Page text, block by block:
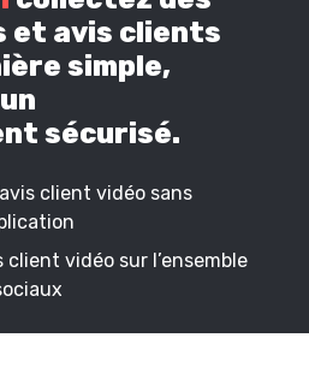
et avis clients
simple,
sécurisé.
client vidéo sans
client vidéo sur l’ensemble